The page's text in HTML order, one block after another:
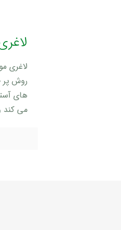
لاغری
روش پر
های
می کند